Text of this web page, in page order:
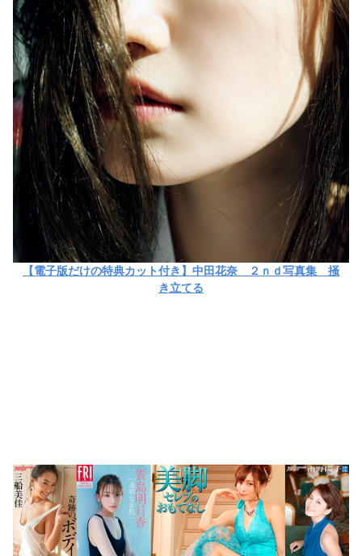
【電子版だけの特典カット付き】中田花奈 ２ｎｄ写真集 掻
き立てる